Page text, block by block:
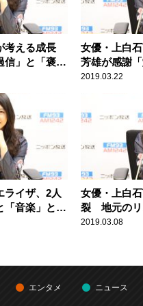
考える成長
」と「褒め
女優・上白
芳雄が感謝
なれたのは
2019.03.22
ライザ、2人
「音楽」と
女優・上白
裂 地元のリ
「火山灰が大
2019.03.08
エンタメ ニュース